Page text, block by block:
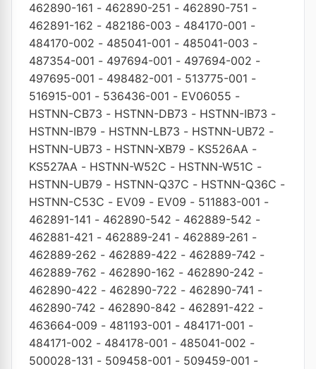
462890-161 - 462890-251 - 462890-751 -
462891-162 - 482186-003 - 484170-001 -
484170-002 - 485041-001 - 485041-003 -
487354-001 - 497694-001 - 497694-002 -
497695-001 - 498482-001 - 513775-001 -
516915-001 - 536436-001 - EV06055 -
HSTNN-CB73 - HSTNN-DB73 - HSTNN-IB73 -
HSTNN-IB79 - HSTNN-LB73 - HSTNN-UB72 -
HSTNN-UB73 - HSTNN-XB79 - KS526AA -
KS527AA - HSTNN-W52C - HSTNN-W51C -
HSTNN-UB79 - HSTNN-Q37C - HSTNN-Q36C -
HSTNN-C53C - EV09 - EV09 - 511883-001 -
462891-141 - 462890-542 - 462889-542 -
462881-421 - 462889-241 - 462889-261 -
462889-262 - 462889-422 - 462889-742 -
462889-762 - 462890-162 - 462890-242 -
462890-422 - 462890-722 - 462890-741 -
462890-742 - 462890-842 - 462891-422 -
463664-009 - 481193-001 - 484171-001 -
484171-002 - 484178-001 - 485041-002 -
500028-131 - 509458-001 - 509459-001 -